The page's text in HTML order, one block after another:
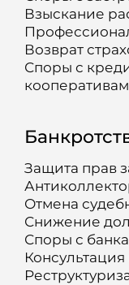
Взыскание
Возврат
Споры с
Защита прав
Отмена
Снижение
Споры с